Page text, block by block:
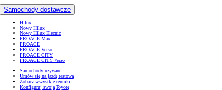
Samochody dostawcze
Hilux
Nowy Hilux
Nowy Hilux Electric
PROACE Max
PROACE
PROACE Verso
PROACE CITY
PROACE CITY Verso
Samochody używane
Umów się na jazdę testową
Zobacz wszystkie cenniki
Konfiguruj swoją Toyotę